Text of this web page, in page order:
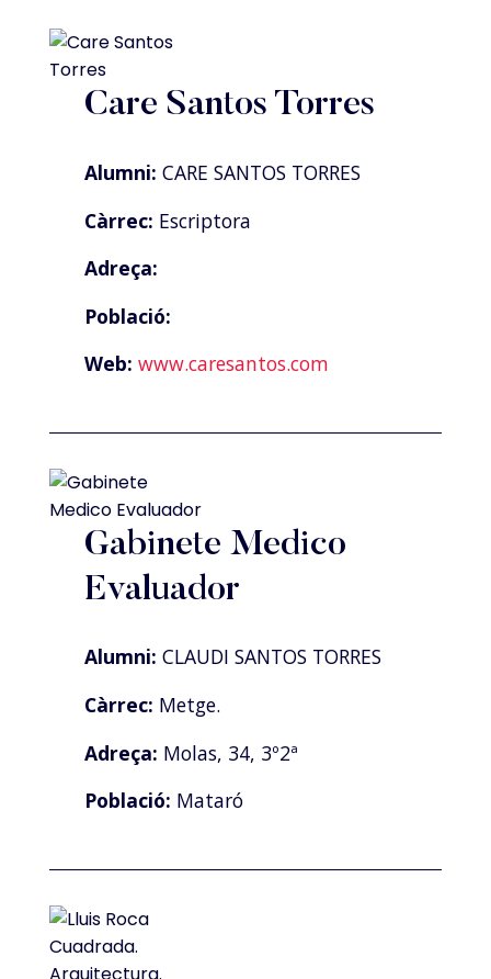
Care Santos Torres
Alumni: CARE SANTOS TORRES
Càrrec: Escriptora
Adreça:
Població:
Web: www.caresantos.com
Gabinete Medico
Evaluador
Alumni: CLAUDI SANTOS TORRES
Càrrec: Metge.
Adreça: Molas, 34, 3º2ª
Població: Mataró